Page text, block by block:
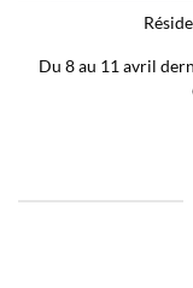
Du 8 au 11 avril